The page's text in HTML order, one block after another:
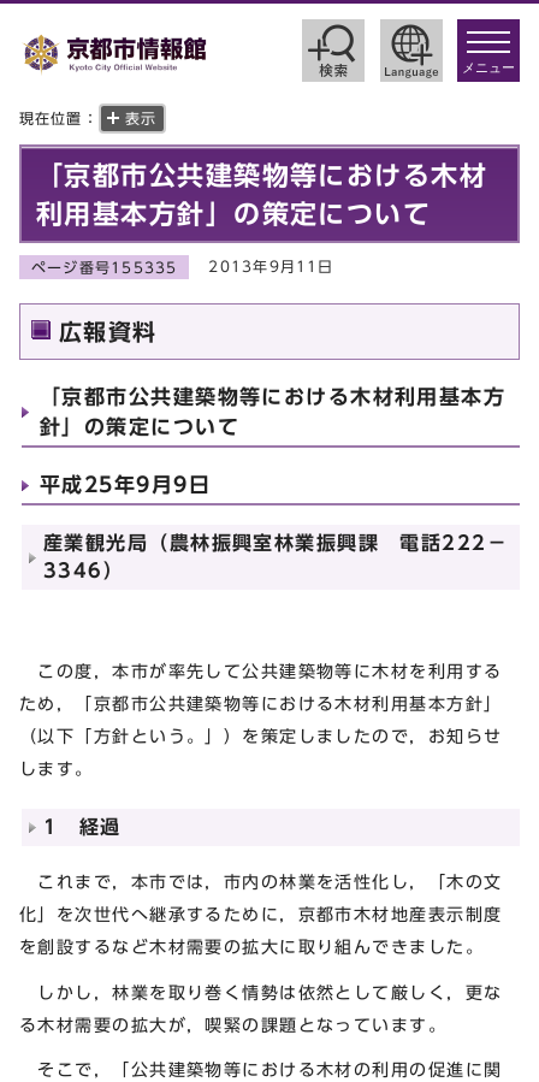
toggle
メニュー
現在位置： 表示
「京都市公共建築物等における木材
利用基本方針」の策定について
ページ番号155335 2013年9月11日
広報資料
「京都市公共建築物等における木材利用基本方
針」の策定について
平成25年9月9日
産業観光局（農林振興室林業振興課 電話222－
3346）
この度，本市が率先して公共建築物等に木材を利用する
ため，「京都市公共建築物等における木材利用基本方針」
（以下「方針という。」）を策定しましたので，お知らせ
します。
1 経過
これまで，本市では，市内の林業を活性化し，「木の文
化」を次世代へ継承するために，京都市木材地産表示制度
を創設するなど木材需要の拡大に取り組んできました。
しかし，林業を取り巻く情勢は依然として厳しく，更な
る木材需要の拡大が，喫緊の課題となっています。
そこで，「公共建築物等における木材の利用の促進に関